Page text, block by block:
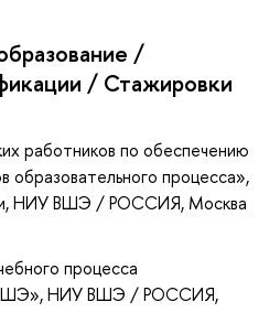
/
/ Стажировки
работников по обеспечению
образовательного процесса»,
, НИУ ВШЭ / РОССИЯ, Москва
процесса
, НИУ ВШЭ / РОССИЯ,